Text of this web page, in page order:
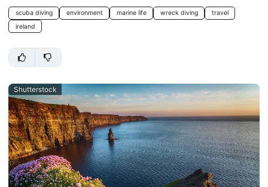
scuba diving environment marine life wreck diving
travel
ireland
Shutterstock